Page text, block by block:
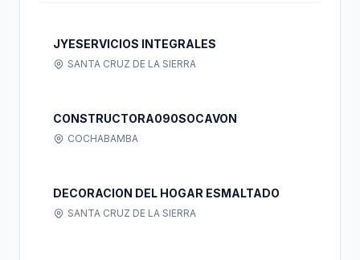
JYESERVICIOS INTEGRALES
SANTA CRUZ DE LA SIERRA
CONSTRUCTORA090SOCAVON
COCHABAMBA
DECORACION DEL HOGAR ESMALTADO
SANTA CRUZ DE LA SIERRA